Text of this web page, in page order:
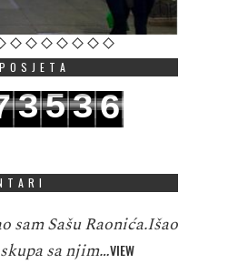
3536
sam Sašu Raonića.Išao
sa njim…VIEW